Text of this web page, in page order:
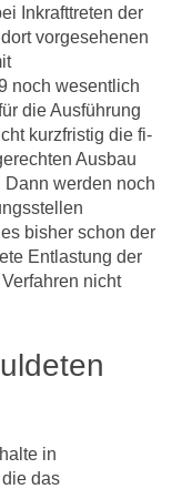
Inkrafttreten der
vorgesehenen
noch wesentlich
die Ausführung
kurzfristig die fi­
Ausbau
werden noch
bisher schon der
Entlastung der
nicht
in
das